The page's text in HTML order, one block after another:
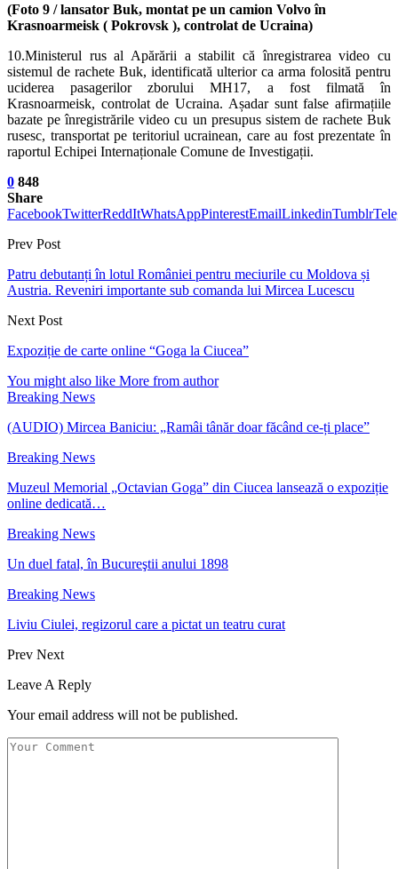
(Foto 9 /lansator Buk, montat pe un camion Volvo în
Krasnoarmeisk ( Pokrovsk ), controlat de Ucraina)
10.Ministerul rus al Apărării a stabilit că înregistrarea video cu
sistemul de rachete Buk, identificată ulterior ca arma folosită pentru
uciderea pasagerilor zborului MH17, a fost filmată în
Krasnoarmeisk, controlat de Ucraina. Așadar sunt false afirmațiile
bazate pe înregistrările video cu un presupus sistem de rachete Buk
rusesc, transportat pe teritoriul ucrainean, care au fost prezentate în
raportul Echipei Internaționale Comune de Investigații.
0 848
Share
FacebookTwitterReddItWhatsAppPinterestEmailLinkedinTumblr
Prev Post
Patru debutanți în lotul României pentru meciurile cu Moldova și
Austria. Reveniri importante sub comanda lui Mircea Lucescu
Next Post
Expoziție de carte online “Goga la Ciucea”
You might also like More from author
Breaking News
(AUDIO) Mircea Baniciu: „Ramâi tânăr doar făcând ce-ți place”
Breaking News
Muzeul Memorial „Octavian Goga” din Ciucea lansează o expoziție
online dedicată…
Breaking News
Un duel fatal, în Bucureştii anului 1898
Breaking News
Liviu Ciulei, regizorul care a pictat un teatru curat
Prev Next
Leave A Reply
Your email address will not be published.